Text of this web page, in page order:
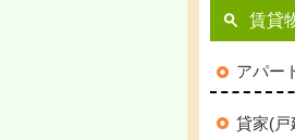
賃貸
アパー
貸家(戸